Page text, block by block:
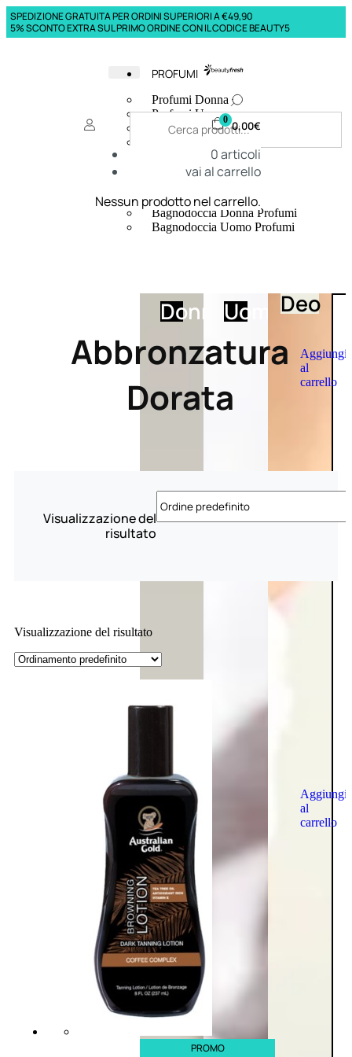
SPEDIZIONE GRATUITA PER ORDINI SUPERIORI A €49,90
5% SCONTO EXTRA SUL PRIMO ORDINE CON IL CODICE BEAUTY5
PROFUMI
Profumi Donna
Profumi Uomo
Deodoranti Donna
Corpo Donna
Corpo Uomo
Creme Mani
Bagnodoccia Donna Profumi
Bagnodoccia Uomo Profumi
DonnaUomoDeo
Aggiungi
al
carrello
Aggiungi
al
carrello
0 0,00€
0articoli
vai al carrello
Nessun prodotto nel carrello.
Abbronzatura
Dorata
Visualizzazione del
risultato
Visualizzazione del risultato
PROMO